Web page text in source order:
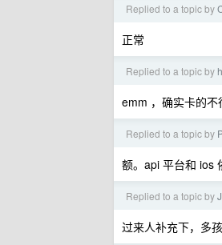
Replied to a topic by
正常
Replied to a topic by
emm ，确实卡的
Replied to a topic by
额。api 平台和 ios
Replied to a topic by
过来人补充下，多